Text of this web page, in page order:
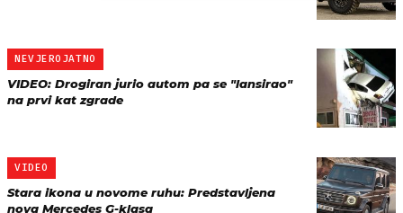
NEVJEROJATNO
VIDEO: Drogiran jurio autom pa se "lansirao"
na prvi kat zgrade
VIDEO
Stara ikona u novome ruhu: Predstavljena
nova Mercedes G-klasa